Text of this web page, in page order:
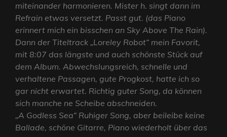
miteinander harmonieren. Mister h. singt dann im
Refrain etwas versetzt. Passt gut. (das Piano
erinnert mich ein bisschen an Sky Above The Rain).
Dann der Titeltrack „Loreley Robot“ mein Favorit,
mit 8:07 das längste und auch schönste Stück auf
dem Album. Abwechslungsreich, schnelle und
verhaltene Passagen, gute Progkost, hatte ich so
gar nicht erwartet. Richtig guter Song, da können
sich manche ne Scheibe abschneiden.
„A Godless Sea“ Ruhiger Song, aber beileibe keine
Ballade, schöne Gitarre, Piano wiederholt über das